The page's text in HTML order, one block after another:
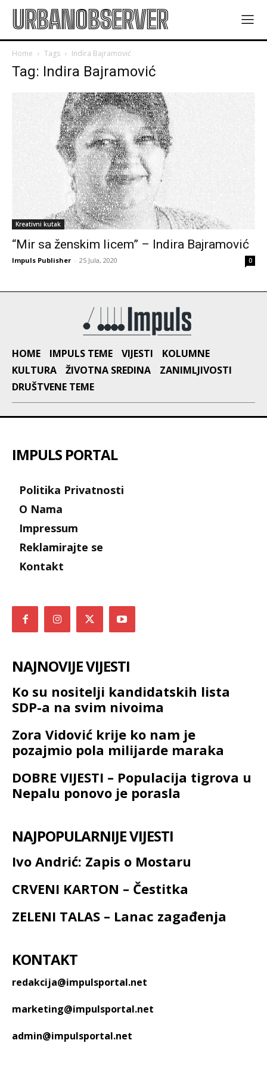
URBANOBSERVER
Home Tags Indira Bajramović
Tag: Indira Bajramović
Kreativni kutak
“Mir sa ženskim licem” – Indira Bajramović
Impuls Publisher - 25 Jula, 2020 0
HOME IMPULS TEME VIJESTI
KOLUMNE
KULTURA
ŽIVOTNA SREDINA
ZANIMLJIVOSTI
DRUŠTVENE TEME
IMPULS PORTAL
Politika Privatnosti
O Nama
Impressum
Reklamirajte se
Kontakt
NAJNOVIJE VIJESTI
Ko su nositelji kandidatskih lista
SDP-a na svim nivoima
Zora Vidović krije ko nam je
pozajmio pola milijarde maraka
DOBRE VIJESTI – Populacija tigrova u
Nepalu ponovo je porasla
NAJPOPULARNIJE VIJESTI
Ivo Andrić: Zapis o Mostaru
CRVENI KARTON – Čestitka
ZELENI TALAS – Lanac zagađenja
KONTAKT
redakcija@impulsportal.net
marketing@impulsportal.net
admin@impulsportal.net